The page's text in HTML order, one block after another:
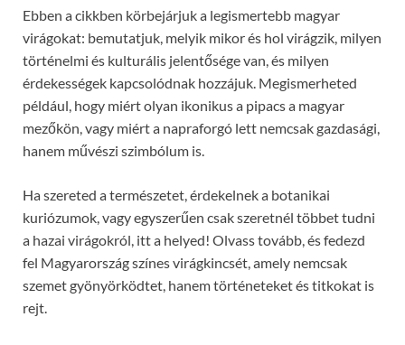
Ebben a cikkben körbejárjuk a legismertebb magyar
virágokat: bemutatjuk, melyik mikor és hol virágzik, milyen
történelmi és kulturális jelentősége van, és milyen
érdekességek kapcsolódnak hozzájuk. Megismerheted
például, hogy miért olyan ikonikus a pipacs a magyar
mezőkön, vagy miért a napraforgó lett nemcsak gazdasági,
hanem művészi szimbólum is.
Ha szereted a természetet, érdekelnek a botanikai
kuriózumok, vagy egyszerűen csak szeretnél többet tudni
a hazai virágokról, itt a helyed! Olvass tovább, és fedezd
fel Magyarország színes virágkincsét, amely nemcsak
szemet gyönyörködtet, hanem történeteket és titkokat is
rejt.